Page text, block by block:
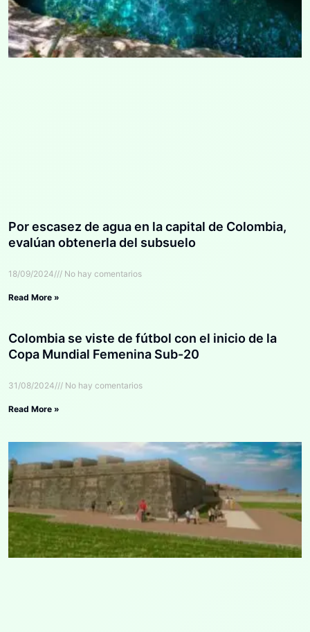
Por escasez de agua en la capital de Colombia,
evalúan obtenerla del subsuelo
18/09/2024 No hay comentarios
Read More »
Colombia se viste de fútbol con el inicio de la
Copa Mundial Femenina Sub-20
31/08/2024 No hay comentarios
Read More »